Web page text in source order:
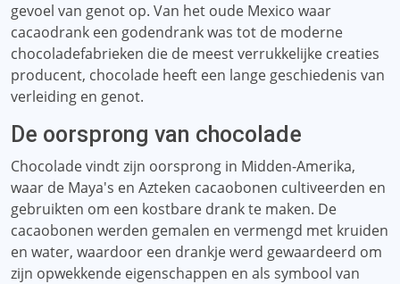
gevoel van genot op. Van het oude Mexico waar
cacaodrank een godendrank was tot de moderne
chocoladefabrieken die de meest verrukkelijke creaties
producent, chocolade heeft een lange geschiedenis van
verleiding en genot.
De oorsprong van chocolade
Chocolade vindt zijn oorsprong in Midden-Amerika,
waar de Maya's en Azteken cacaobonen cultiveerden en
gebruikten om een ​​kostbare drank te maken. De
cacaobonen werden gemalen en vermengd met kruiden
en water, waardoor een drankje werd gewaardeerd om
zijn opwekkende eigenschappen en als symbool van